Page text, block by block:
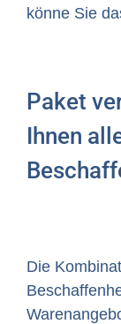
könne Sie
Paket
Ihnen
Die